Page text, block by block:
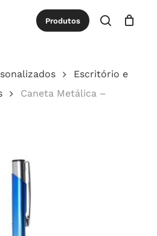
Produtos
procurar
Close
Escritório e
Caneta Metálica –